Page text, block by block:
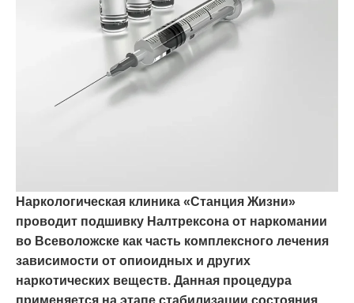
Наркологическая клиника «Станция Жизни»
проводит подшивку Налтрексона от наркомании
во Всеволожске как часть комплексного лечения
зависимости от опиоидных и других
наркотических веществ. Данная процедура